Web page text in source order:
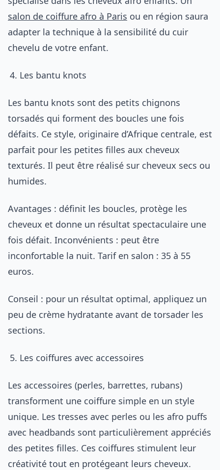
salon de coiffure afro à Paris ou en région saura
adapter la technique à la sensibilité du cuir
chevelu de votre enfant.
Les bantu knots
Les bantu knots sont des petits chignons
torsadés qui forment des boucles une fois
défaits. Ce style, originaire d’Afrique centrale, est
parfait pour les petites filles aux cheveux
texturés. Il peut être réalisé sur cheveux secs ou
humides.
Avantages : définit les boucles, protège les
cheveux et donne un résultat spectaculaire une
fois défait. Inconvénients : peut être
inconfortable la nuit. Tarif en salon : 35 à 55
euros.
Conseil : pour un résultat optimal, appliquez un
peu de crème hydratante avant de torsader les
sections.
Les coiffures avec accessoires
Les accessoires (perles, barrettes, rubans)
transforment une coiffure simple en un style
unique. Les tresses avec perles ou les afro puffs
avec headbands sont particulièrement appréciés
des petites filles. Ces coiffures stimulent leur
créativité tout en protégeant leurs cheveux.